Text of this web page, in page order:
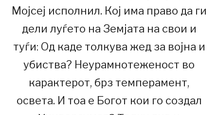
Мојсеј исполнил. Кој има право да ги
дели луѓето на Земјата на свои и
туѓи: Од каде толкува жед за војна и
убиства? Неурамнотеженост во
карактерот, брз темперамент,
освета. И тоа е Богот кои го создал